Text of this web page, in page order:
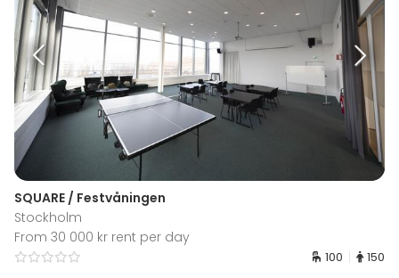
SQUARE / Festvåningen
Stockholm
From 30 000 kr rent per day
100 150